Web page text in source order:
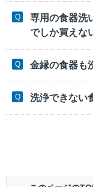
専用の食器洗
でしか買えな
金縁の食器も
洗浄できない